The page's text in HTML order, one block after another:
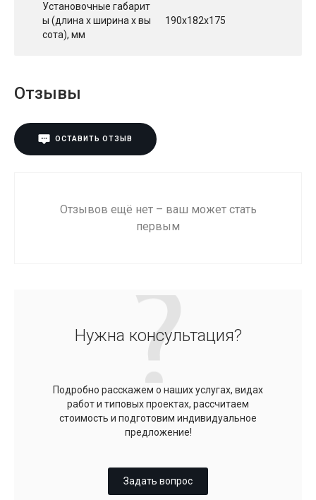
Установочные габарит
ы (длина х ширина х вы
сота), мм
190х182х175
Отзывы
ОСТАВИТЬ ОТЗЫВ
Отзывов ещё нет – ваш может стать
первым
Нужна консультация?
Подробно расскажем о наших услугах, видах
работ и типовых проектах, рассчитаем
стоимость и подготовим индивидуальное
предложение!
Задать вопрос